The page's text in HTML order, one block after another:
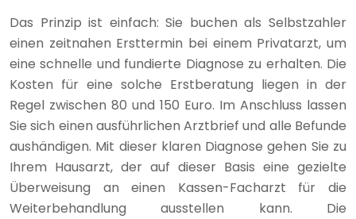
Das Prinzip ist einfach: Sie buchen als Selbstzahler
einen zeitnahen Ersttermin bei einem Privatarzt, um
eine schnelle und fundierte Diagnose zu erhalten. Die
Kosten für eine solche Erstberatung liegen in der
Regel zwischen 80 und 150 Euro. Im Anschluss lassen
Sie sich einen ausführlichen Arztbrief und alle Befunde
aushändigen. Mit dieser klaren Diagnose gehen Sie zu
Ihrem Hausarzt, der auf dieser Basis eine gezielte
Überweisung an einen Kassen-Facharzt für die
Weiterbehandlung ausstellen kann. Die